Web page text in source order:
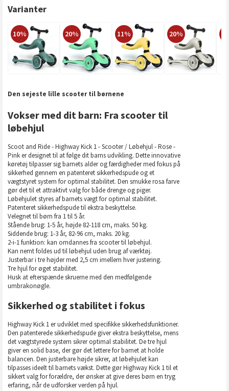
Varianter
10% 20% 11% 20%
Den sejeste lille scooter til børnene
Vokser med dit barn: Fra scooter til
løbehjul
Scoot and Ride - Highway Kick 1 - Scooter / Løbehjul - Rose -
Pink er designet til at følge dit barns udvikling. Dette innovative
køretøj tilpasser sig barnets alder og færdigheder med fokus på
sikkerhed gennem en patenteret sikkerhedspude og et
vægtstyret system for optimal stabilitet. Den smukke rosa farve
gør det til et attraktivt valg for både drenge og piger.
Løbehjulet styres af barnets vægt for optimal stabilitet.
Patenteret sikkerhedspude til ekstra beskyttelse.
Velegnet til børn fra 1 til 5 år.
Stående brug: 1-5 år, højde 82-118 cm, maks. 50 kg.
Siddende brug: 1-3 år, 82-96 cm, maks. 20 kg.
2-i-1 funktion: kan omdannes fra scooter til løbehjul.
Kan nemt foldes ud til løbehjul uden brug af værktøj.
Justerbar i tre højder med 2,5 cm imellem hver justering.
Tre hjul for øget stabilitet.
Husk at efterspænde skruerne med den medfølgende
umbrakonøgle.
Sikkerhed og stabilitet i fokus
Highway Kick 1 er udviklet med specifikke sikkerhedsfunktioner.
Den patenterede sikkerhedspude giver ekstra beskyttelse, mens
det vægtstyrede system sikrer optimal stabilitet. De tre hjul
giver en solid base, der gør det lettere for barnet at holde
balancen. Den justerbare højde sikrer, at løbehjulet kan
tilpasses ideelt til barnets vækst. Dette gør Highway Kick 1 til et
sikkert valg for forældre, der ønsker at give deres børn en tryg
erfaring, når de udforsker verden på hjul.